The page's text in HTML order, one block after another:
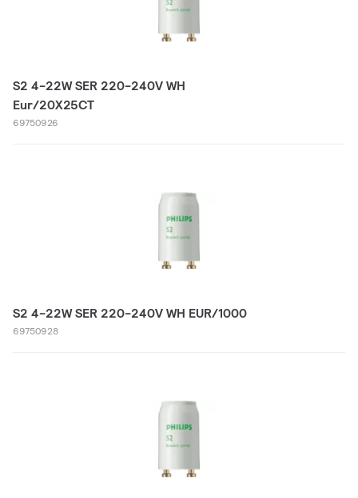
S2 4-22W SER 220-240V WH
Eur/20X25CT
69750926
S2 4-22W SER 220-240V WH EUR/1000
69750928